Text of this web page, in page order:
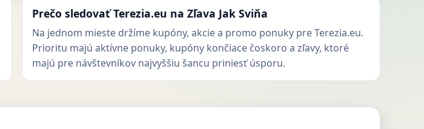
Prečo sledovať Terezia.eu na Zľava Jak Sviňa
Na jednom mieste držíme kupóny, akcie a promo ponuky pre Terezia.eu.
Prioritu majú aktívne ponuky, kupóny končiace čoskoro a zľavy, ktoré
majú pre návštevníkov najvyššiu šancu priniesť úsporu.